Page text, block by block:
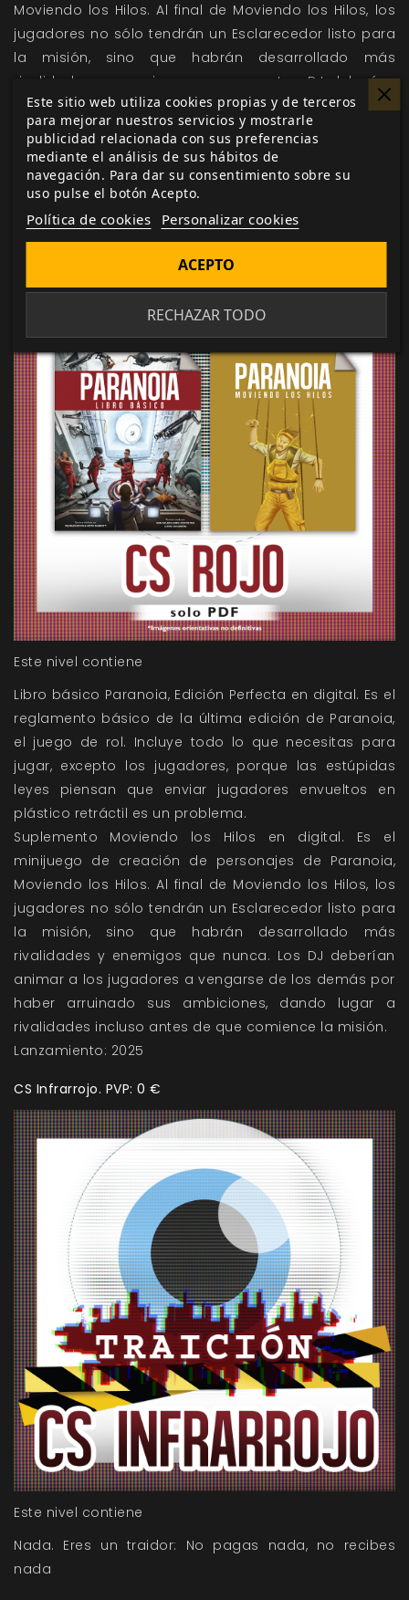
Moviendo los Hilos. Al final de Moviendo los Hilos, los
jugadores no sólo tendrán un Esclarecedor listo para
la misión, sino que habrán desarrollado más
rivalidades y enemigos que nunca. Los DJ deberían
animar a los jugadores a vengarse de los demás por
haber arruinado sus ambiciones, dando lugar a
rivalidades incluso antes de que comience la
misión.Gratis la copia digital.
Lanzamiento: 2025
CS Rojo. PVP: 29,99 €
Este nivel contiene
Libro básico Paranoia, Edición Perfecta en digital. Es el
reglamento básico de la última edición de Paranoia,
el juego de rol. Incluye todo lo que necesitas para
jugar, excepto los jugadores, porque las estúpidas
leyes piensan que enviar jugadores envueltos en
plástico retráctil es un problema.
Suplemento Moviendo los Hilos en digital. Es el
minijuego de creación de personajes de Paranoia,
Moviendo los Hilos. Al final de Moviendo los Hilos, los
jugadores no sólo tendrán un Esclarecedor listo para
la misión, sino que habrán desarrollado más
rivalidades y enemigos que nunca. Los DJ deberían
animar a los jugadores a vengarse de los demás por
haber arruinado sus ambiciones, dando lugar a
rivalidades incluso antes de que comience la misión.
Lanzamiento: 2025
CS Infrarrojo. PVP: 0 €
Este nivel contiene
Nada. Eres un traidor: No pagas nada, no recibes
nada
Este sitio web utiliza cookies propias y de terceros
para mejorar nuestros servicios y mostrarle
publicidad relacionada con sus preferencias
mediante el análisis de sus hábitos de
navegación. Para dar su consentimiento sobre su
uso pulse el botón Acepto.
Política de cookies Personalizar cookies
RECHAZAR TODO
ACEPTO